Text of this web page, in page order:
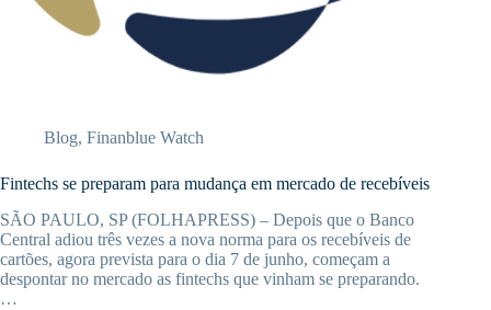
Blog, Finanblue Watch
Fintechs se preparam para mudança em mercado de recebíveis
SÃO PAULO, SP (FOLHAPRESS) – Depois que o Banco
Central adiou três vezes a nova norma para os recebíveis de
cartões, agora prevista para o dia 7 de junho, começam a
despontar no mercado as fintechs que vinham se preparando.
…